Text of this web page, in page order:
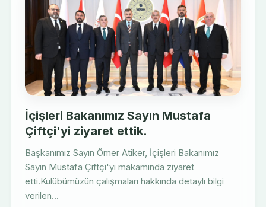
İçişleri Bakanımız Sayın Mustafa
Çiftçi'yi ziyaret ettik.
Başkanımız Sayın Ömer Atiker, İçişleri Bakanımız
Sayın Mustafa Çiftçi'yi makamında ziyaret
etti.Kulübümüzün çalışmaları hakkında detaylı bilgi
verilen...